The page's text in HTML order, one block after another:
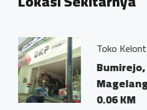
Kelontong Run Jaya
Mungkid,
KM